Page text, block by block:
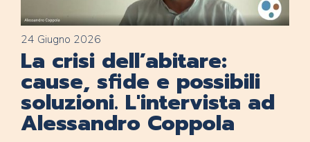
24 Giugno 2026
La crisi dell’abitare:
cause, sfide e possibili
soluzioni. L'intervista ad
Alessandro Coppola